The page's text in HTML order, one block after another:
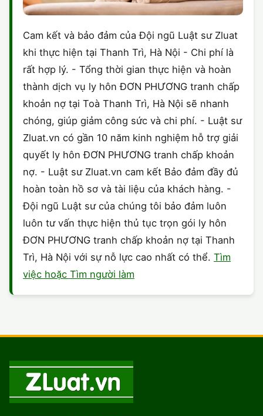
Cam kết và bảo đảm của Đội ngũ Luật sư Zluat
khi thực hiện tại Thanh Trì, Hà Nội - Chi phí là
rất hợp lý. - Tổng thời gian thực hiện và hoàn
thành dịch vụ ly hôn ĐƠN PHƯƠNG tranh chấp
khoản nợ tại Toà Thanh Trì, Hà Nội sẽ nhanh
chóng, giúp giảm công sức và chi phí. - Luật sư
Zluat.vn có gần 10 năm kinh nghiệm hỗ trợ giải
quyết ly hôn ĐƠN PHƯƠNG tranh chấp khoản
nợ. - Luật sư Zluat.vn cam kết Bảo đảm đầy đủ
hoàn toàn hồ sơ và tài liệu của khách hàng. -
Đội ngũ Luật sư của chúng tôi bảo đảm luôn
luôn tư vấn thực hiện thủ tục trọn gói ly hôn
ĐƠN PHƯƠNG tranh chấp khoản nợ tại Thanh
Trì, Hà Nội với sự nỗ lực cao nhất có thể. Tìm
việc hoặc Tìm người làm